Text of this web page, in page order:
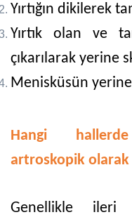
Yırtığın dikilerek
Yırtık olan ve
çıkarılarak yerine
Menisküsün
Hangi
artroskopik
Genellikle